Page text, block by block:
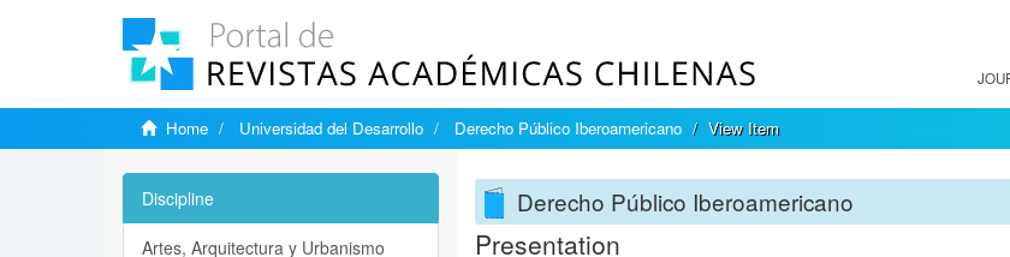
Home Universidad del Desarrollo Derecho Público Iberoamericano View Item
Derecho Público Iberoamericano
Presentation
Discipline
Artes, Arquitectura y Urbanismo